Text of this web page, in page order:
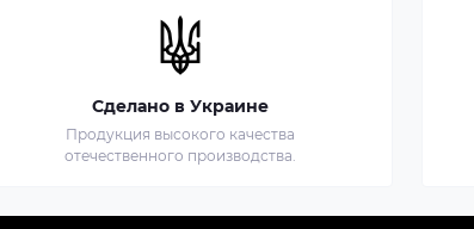
Сделано в Украине
Продукция высокого качества
отечественного производства.